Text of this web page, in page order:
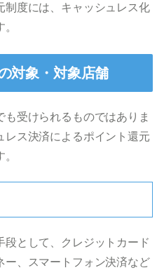
制度には、キャッシュレス化
の対象・対象店舗
受けられるものではありま
ス決済によるポイント還元
ます。
として、クレジットカード
ー、スマートフォン決済など